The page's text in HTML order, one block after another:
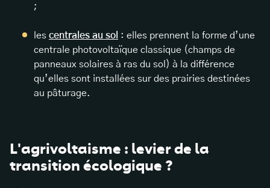
;
les centrales au sol : elles prennent la forme d’une
centrale photovoltaïque classique (champs de
panneaux solaires à ras du sol) à la différence
qu’elles sont installées sur des prairies destinées
au pâturage.
L'agrivoltaisme : levier de la
transition écologique ?